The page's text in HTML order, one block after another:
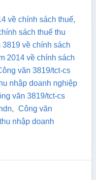
về chính sách thuế,
sách thuế thu
3819 về chính sách
2014 về chính sách
văn 3819/tct-cs
nhập doanh nghiệp
văn 3819/tct-cs
, Công văn
nhập doanh